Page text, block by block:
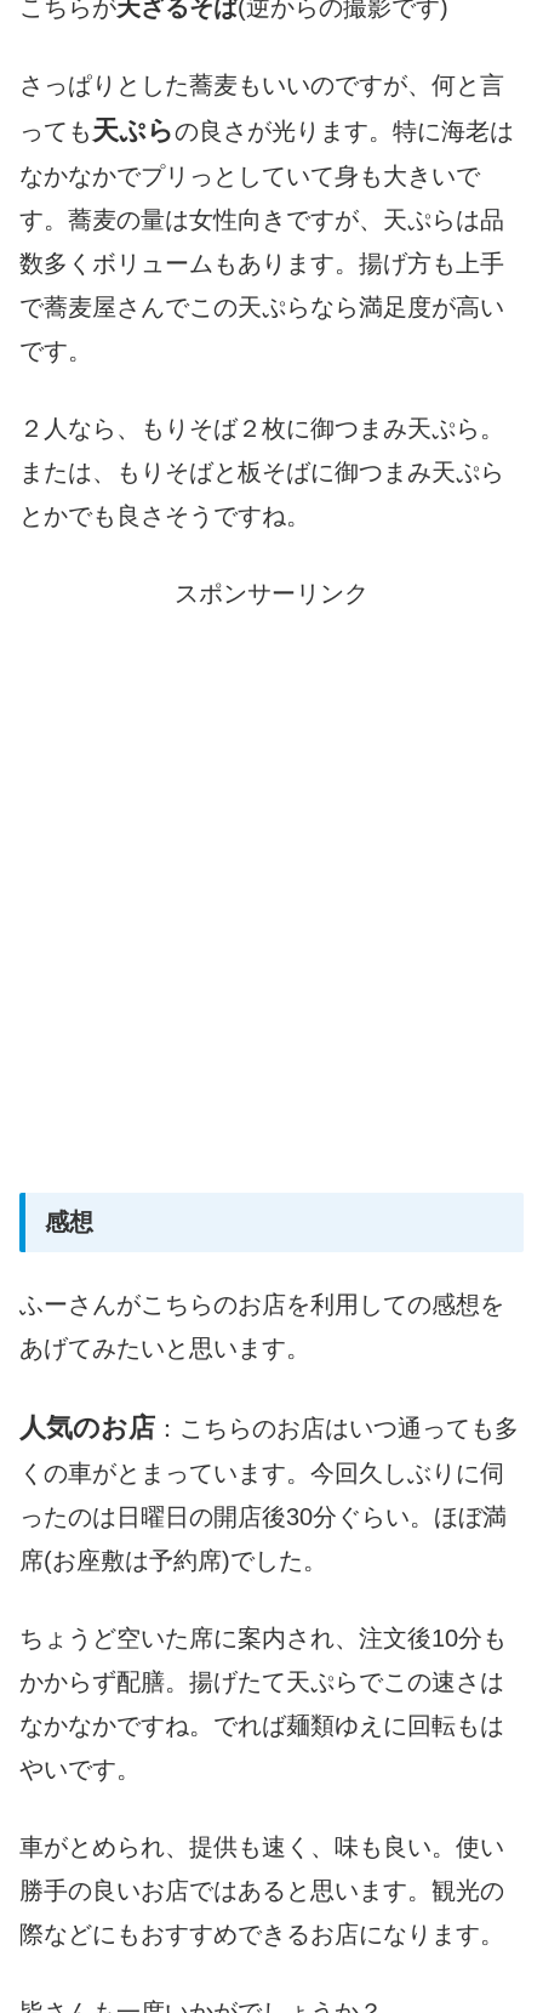
こちらが天ざるそば(逆からの撮影です)
さっぱりとした蕎麦もいいのですが、何と言
っても天ぷらの良さが光ります。特に海老は
なかなかでプリっとしていて身も大きいで
す。蕎麦の量は女性向きですが、天ぷらは品
数多くボリュームもあります。揚げ方も上手
で蕎麦屋さんでこの天ぷらなら満足度が高い
です。
２人なら、もりそば２枚に御つまみ天ぷら。
または、もりそばと板そばに御つまみ天ぷら
とかでも良さそうですね。
スポンサーリンク
感想
ふーさんがこちらのお店を利用しての感想を
あげてみたいと思います。
人気のお店 ：こちらのお店はいつ通っても多
くの車がとまっています。今回久しぶりに伺
ったのは日曜日の開店後30分ぐらい。ほぼ満
席(お座敷は予約席)でした。
ちょうど空いた席に案内され、注文後10分も
かからず配膳。揚げたて天ぷらでこの速さは
なかなかですね。でれば麺類ゆえに回転もは
やいです。
車がとめられ、提供も速く、味も良い。使い
勝手の良いお店ではあると思います。観光の
際などにもおすすめできるお店になります。